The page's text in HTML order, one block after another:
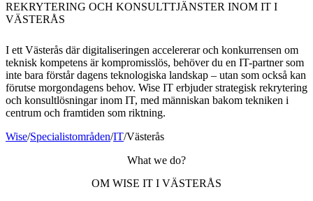
REKRYTERING OCH KONSULTTJÄNSTER INOM IT I
VÄSTERÅS
I ett Västerås där digitaliseringen accelererar och konkurrensen om
teknisk kompetens är kompromisslös, behöver du en IT-partner som
inte bara förstår dagens teknologiska landskap – utan som också kan
förutse morgondagens behov. Wise IT erbjuder strategisk rekrytering
och konsultlösningar inom IT, med människan bakom tekniken i
centrum och framtiden som riktning.
Wise/Specialistområden/IT/Västerås
What we do?
OM WISE IT I VÄSTERÅS